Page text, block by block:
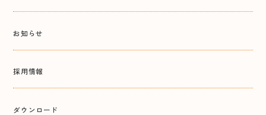
お知らせ
採用情報
ダウンロード